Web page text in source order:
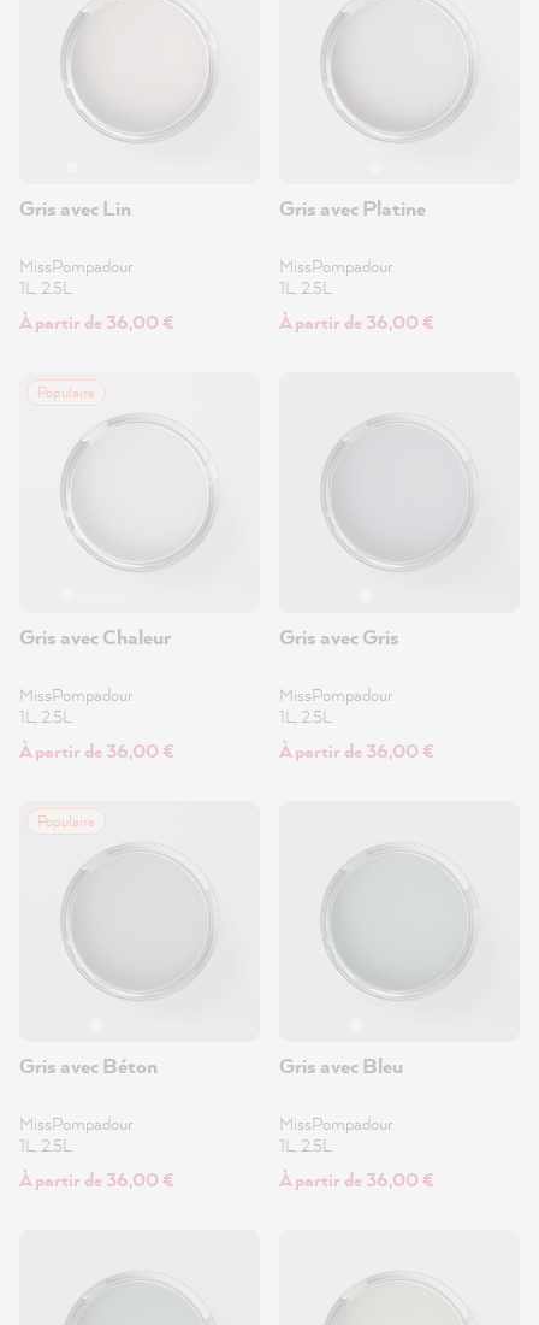
Gris avec Lin
MissPompadour
1L, 2.5L
À partir de 36,00 €
Gris avec Platine
MissPompadour
1L, 2.5L
À partir de 36,00 €
Populaire
Gris avec Chaleur
MissPompadour
1L, 2.5L
À partir de 36,00 €
Gris avec Gris
MissPompadour
1L, 2.5L
À partir de 36,00 €
Populaire
Gris avec Béton
MissPompadour
1L, 2.5L
À partir de 36,00 €
Gris avec Bleu
MissPompadour
1L, 2.5L
À partir de 36,00 €